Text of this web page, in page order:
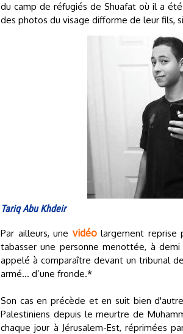
du camp de réfugiés de Shuafat où il a
des photos du visage difforme de leur fils,
Tariq Abu Khdeir
Par ailleurs, une vidéolargement reprise
tabasser une personne menottée, à
appelé à comparaître devant un tribunal
armé… d’une fronde.*
Son cas en précède et en suit bien
Palestiniens depuis le meurtre de
chaque jour à Jérusalem-Est, réprimées